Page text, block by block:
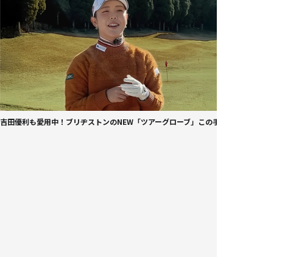
吉田優利も愛用中！ブリヂストンのNEW「ツアーグローブ」この手入れ感がやめられない！